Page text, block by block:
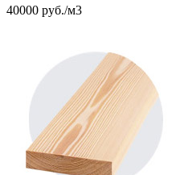
40000 руб./м3